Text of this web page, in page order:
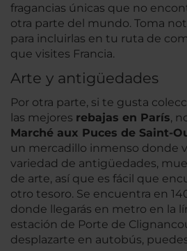
fragancias únicas que no
otra parte del mundo. Toma
para incluirlas en tu ruta de
que visites Francia.
Arte y antigüedades
Por otra parte, si te gusta
las mejores rebajas en París,
Marché aux Puces de Saint-
un mercadillo inmenso donde
variedad de antigüedades,
de arte, así que es fácil que
otro tesoro. Se encuentra en
donde llegarás en metro en la
estación de Porte de
desplazarte en autobús,